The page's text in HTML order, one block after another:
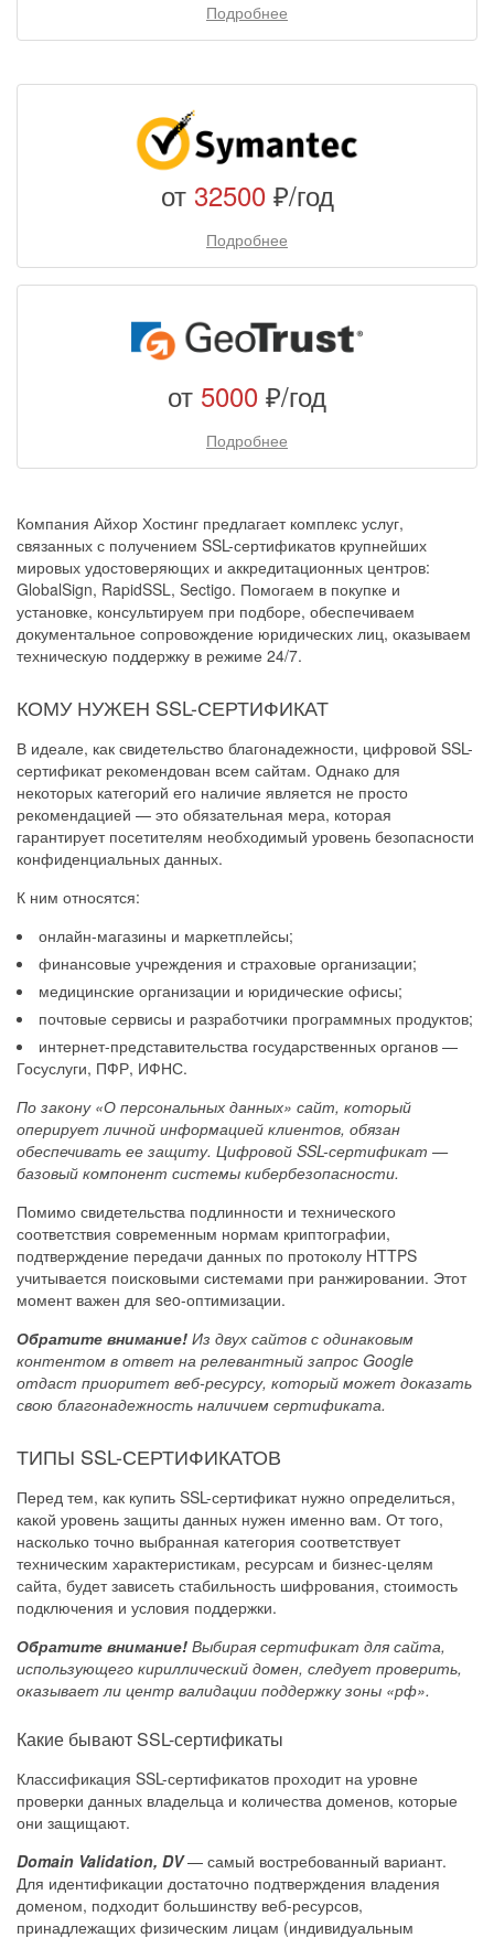
Подробнее
от 32500₽/год
Подробнее
от 5000 ₽/год
Подробнее
Компания Айхор Хостинг предлагает комплекс услуг,
связанных с получением SSL-сертификатов крупнейших
мировых удостоверяющих и аккредитационных центров:
GlobalSign, RapidSSL, Sectigo. Помогаем в покупке и
установке, консультируем при подборе, обеспечиваем
документальное сопровождение юридических лиц, оказываем
техническую поддержку в режиме 24/7.
КОМУ НУЖЕН SSL-СЕРТИФИКАТ
В идеале, как свидетельство благонадежности, цифровой SSL-
сертификат рекомендован всем сайтам. Однако для
некоторых категорий его наличие является не просто
рекомендацией — это обязательная мера, которая
гарантирует посетителям необходимый уровень безопасности
конфиденциальных данных.
К ним относятся:
онлайн-магазины и маркетплейсы;
финансовые учреждения и страховые организации;
медицинские организации и юридические офисы;
почтовые сервисы и разработчики программных продуктов;
интернет-представительства государственных органов —
Госуслуги, ПФР, ИФНС.
По закону «О персональных данных» сайт, который
оперирует личной информацией клиентов, обязан
обеспечивать ее защиту. Цифровой SSL-сертификат —
базовый компонент системы кибербезопасности.
Помимо свидетельства подлинности и технического
соответствия современным нормам криптографии,
подтверждение передачи данных по протоколу HTTPS
учитывается поисковыми системами при ранжировании. Этот
момент важен для seo-оптимизации.
Обратите внимание! Из двух сайтов с одинаковым
контентом в ответ на релевантный запрос Google
отдаст приоритет веб-ресурсу, который может доказать
свою благонадежность наличием сертификата.
ТИПЫ SSL-СЕРТИФИКАТОВ
Перед тем, как купить SSL-сертификат нужно определиться,
какой уровень защиты данных нужен именно вам. От того,
насколько точно выбранная категория соответствует
техническим характеристикам, ресурсам и бизнес-целям
сайта, будет зависеть стабильность шифрования, стоимость
подключения и условия поддержки.
Обратите внимание! Выбирая сертификат для сайта,
использующего кириллический домен, следует проверить,
оказывает ли центр валидации поддержку зоны «рф».
Какие бывают SSL-сертификаты
Классификация SSL-сертификатов проходит на уровне
проверки данных владельца и количества доменов, которые
они защищают.
Domain Validation, DV— самый востребованный вариант.
Для идентификации достаточно подтверждения владения
доменом, подходит большинству веб-ресурсов,
принадлежащих физическим лицам (индивидуальным